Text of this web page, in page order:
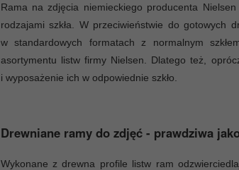
Rama na zdjęcia niemieckiego producenta
rodzajami szkła. W przeciwieństwie do gotowych
w standardowych formatach z normalnym
asortymentu listw firmy Nielsen. Dlatego też,
i wyposażenie ich w odpowiednie szkło.
Drewniane ramy do zdjęć - prawdziwa
Wykonane z drewna profile listw ram